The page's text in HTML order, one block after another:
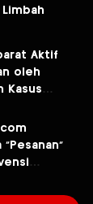
Aktif
oleh
Kasus